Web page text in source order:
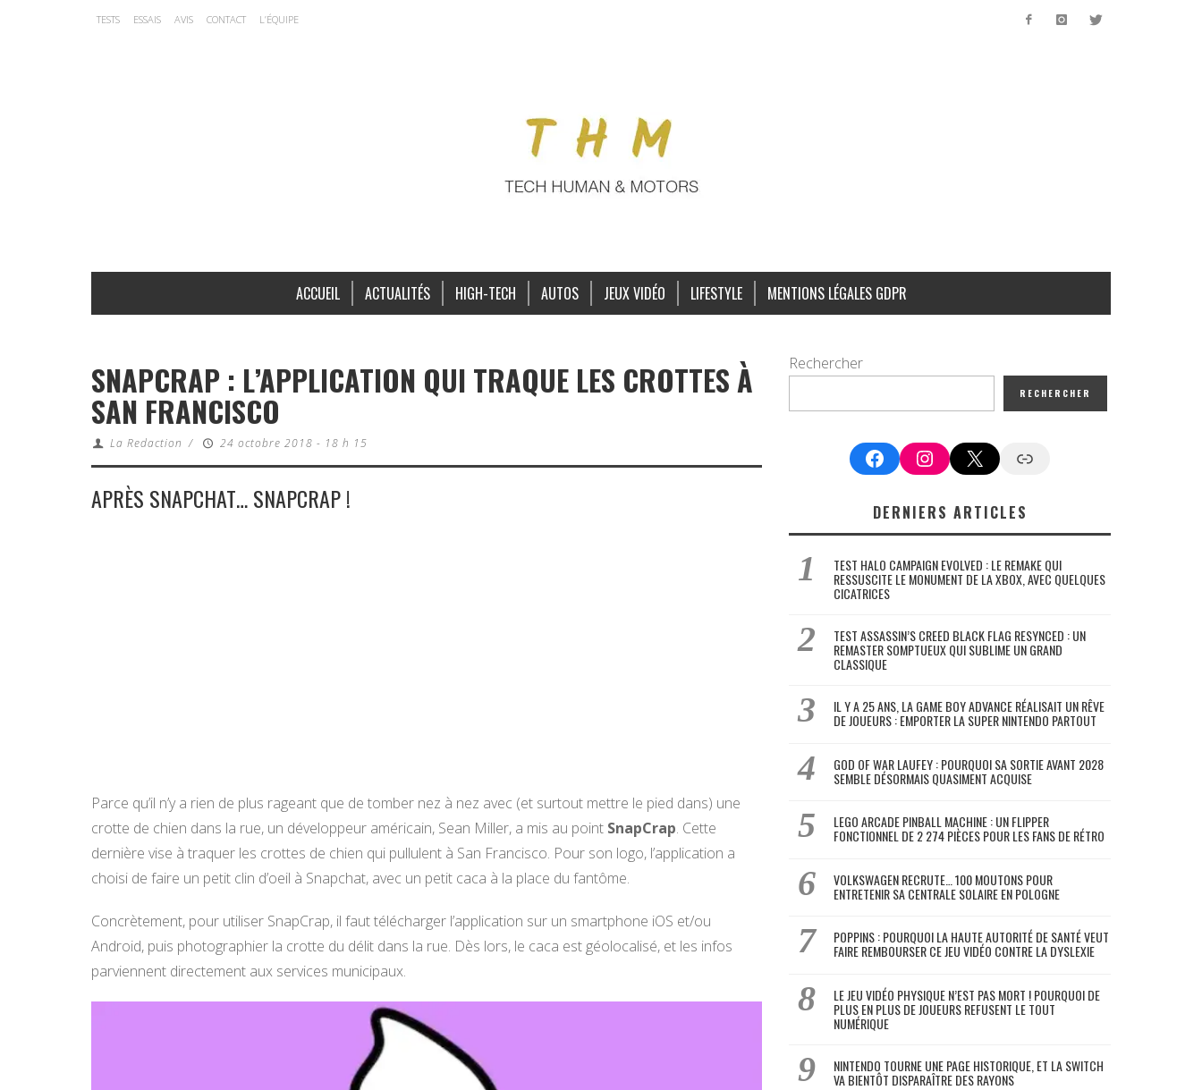
TESTS ESSAIS AVIS CONTACT L’ÉQUIPE
ACCUEIL ACTUALITÉS HIGH-TECH AUTOS JEUX VIDÉO LIFESTYLE MENTIONS LÉGALES GDPR
SNAPCRAP : L’APPLICATION QUI TRAQUE LES CROTTES À
SAN FRANCISCO
La Redaction / 24 octobre 2018 - 18 h 15
APRÈS SNAPCHAT… SNAPCRAP !
Parce qu’il n’y a rien de plus rageant que de tomber nez à nez avec (et surtout mettre le pied dans) une
crotte de chien dans la rue, un développeur américain, Sean Miller, a mis au point SnapCrap. Cette
dernière vise à traquer les crottes de chien qui pullulent à San Francisco. Pour son logo, l’application a
choisi de faire un petit clin d’oeil à Snapchat, avec un petit caca à la place du fantôme.
Concrètement, pour utiliser SnapCrap, il faut télécharger l’application sur un smartphone iOS et/ou
Android, puis photographier la crotte du délit dans la rue. Dès lors, le caca est géolocalisé, et les infos
parviennent directement aux services municipaux.
Rechercher
RECHERCHER
FacebookInstagram
X Google News
DERNIERS ARTICLES
TEST HALO CAMPAIGN EVOLVED : LE REMAKE QUI
RESSUSCITE LE MONUMENT DE LA XBOX, AVEC QUELQUES
CICATRICES
TEST ASSASSIN’S CREED BLACK FLAG RESYNCED : UN
REMASTER SOMPTUEUX QUI SUBLIME UN GRAND
CLASSIQUE
IL Y A 25 ANS, LA GAME BOY ADVANCE RÉALISAIT UN RÊVE
DE JOUEURS : EMPORTER LA SUPER NINTENDO PARTOUT
GOD OF WAR LAUFEY : POURQUOI SA SORTIE AVANT 2028
SEMBLE DÉSORMAIS QUASIMENT ACQUISE
LEGO ARCADE PINBALL MACHINE : UN FLIPPER
FONCTIONNEL DE 2 274 PIÈCES POUR LES FANS DE RÉTRO
VOLKSWAGEN RECRUTE… 100 MOUTONS POUR
ENTRETENIR SA CENTRALE SOLAIRE EN POLOGNE
POPPINS : POURQUOI LA HAUTE AUTORITÉ DE SANTÉ VEUT
FAIRE REMBOURSER CE JEU VIDÉO CONTRE LA DYSLEXIE
LE JEU VIDÉO PHYSIQUE N’EST PAS MORT ! POURQUOI DE
PLUS EN PLUS DE JOUEURS REFUSENT LE TOUT
NUMÉRIQUE
NINTENDO TOURNE UNE PAGE HISTORIQUE, ET LA SWITCH
VA BIENTÔT DISPARAÎTRE DES RAYONS